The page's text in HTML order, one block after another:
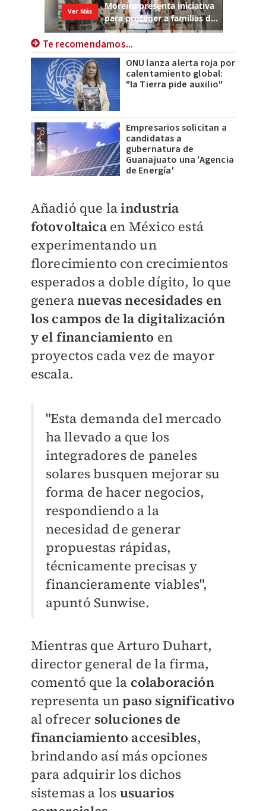
Te recomendamos...
ONU lanza alerta roja por
calentamiento global:
"la Tierra pide auxilio"
Empresarios solicitan a
candidatas a
gubernatura de
Guanajuato una 'Agencia
de Energía'
Añadió que laindustria
fotovoltaica en México está
experimentando un
florecimiento con crecimientos
esperados a doble dígito, lo que
generanuevas necesidades en
los campos de la digitalización
y el financiamiento en
proyectos cada vez de mayor
escala.
"Esta demanda del mercado
ha llevado a que los
integradores de paneles
solares busquen mejorar su
forma de hacer negocios,
respondiendo a la
necesidad de generar
propuestas rápidas,
técnicamente precisas y
financieramente viables",
apuntó Sunwise.
Mientras que Arturo Duhart,
director general de la firma,
comentó que la colaboración
representa unpaso significativo
al ofrecer soluciones de
financiamiento accesibles,
brindando así más opciones
para adquirir los dichos
sistemas a los usuarios